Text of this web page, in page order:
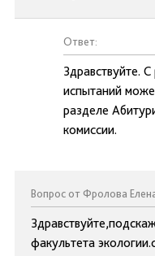
Ответ:
Здравствуйте.
испытаний
разделе
комиссии.
Вопрос от Фролова
факультета